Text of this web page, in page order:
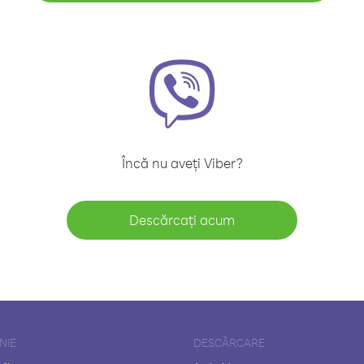
Încă nu aveți Viber?
Descărcați acum
DESCĂRCARE